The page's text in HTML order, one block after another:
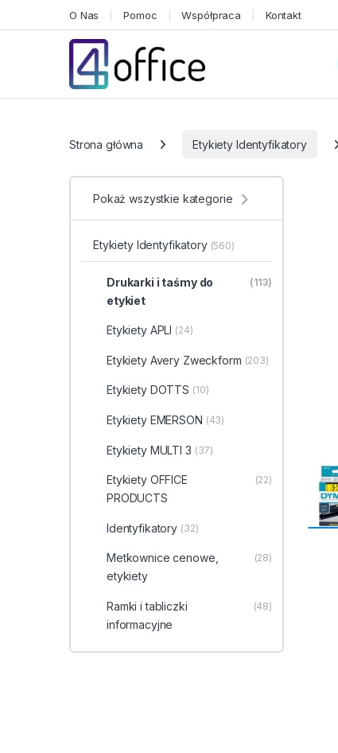
O Nas Pomoc Współpraca Kontakt
Strona główna Etykiety Identyfikatory
Pokaż wszystkie kategorie
Etykiety Identyfikatory (560)
Drukarki i taśmy do
etykiet
(113)
Etykiety APLI (24)
Etykiety Avery Zweckform (203)
Etykiety DOTTS (10)
Etykiety EMERSON (43)
Etykiety MULTI 3 (37)
Etykiety OFFICE
PRODUCTS
(22)
Identyfikatory (32)
Metkownice cenowe,
etykiety
(28)
Ramki i tabliczki
informacyjne
(48)